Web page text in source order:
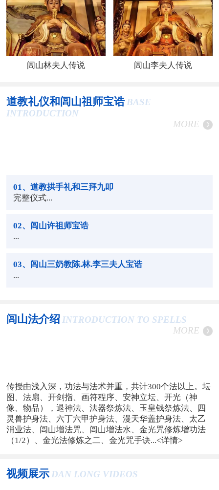
闾山林夫人传说 闾山李夫人传说
道教礼仪和闾山祖师宝诰 BASE
INTRODUCTION
MORE
01 、道教拱手礼和三拜九叩
完整仪式...
02、闾山许祖师宝诰
...
03、闾山三奶教陈.林.李三夫人宝诰
...
闾山法介绍 INTRODUCTION TO SPELLS
MORE
传授由浅入深，功法与法术并重，共计300个法以上。坛
图、法扇、开剑指、画符程序、安神立坛、开光（神
像、物品），退神法、法器祭炼法、玉皇钱祭炼法、四
灵兽护身法、六丁六甲护身法、漫天华盖护身法、太乙
消业法、闾山增法咒、闾山增法水、金光咒修炼增功法
（1/2）、金光法修炼之二、金光咒手诀...<详情>
视频展示 DAN LONG VIDEOS